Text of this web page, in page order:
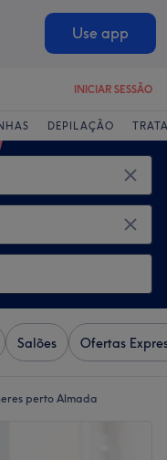
Use app
INICIAR SESSÃO
DEPILAÇÃO
Salões Ofertas
perto Almada